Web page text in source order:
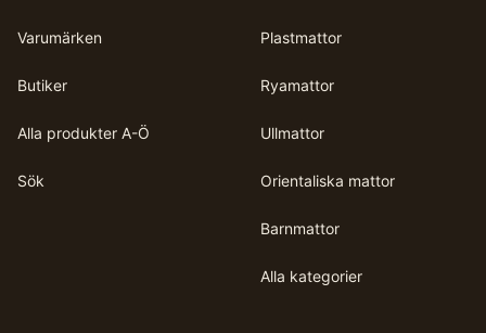
Varumärken
Butiker
Alla produkter A-Ö
Sök
Plastmattor
Ryamattor
Ullmattor
Orientaliska mattor
Barnmattor
Alla kategorier